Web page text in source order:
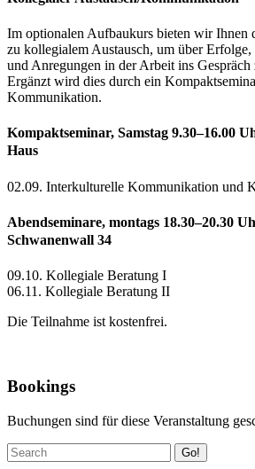
Im optionalen Aufbaukurs bieten wir Ihnen
zu kollegialem Austausch, um über Erfolge,
und Anregungen in der Arbeit ins Gespräch
Ergänzt wird dies durch ein
Kommunikation.
Kompaktseminar, Samstag 9.30–16.00
Haus
02.09. Interkulturelle Kommunikation und
Abendseminare, montags 18.30–20.30
Schwanenwall 34
09.10. Kollegiale Beratung I
06.11. Kollegiale Beratung II
Die Teilnahme ist kostenfrei.
Bookings
Buchungen sind für diese Veranstaltung
Go!